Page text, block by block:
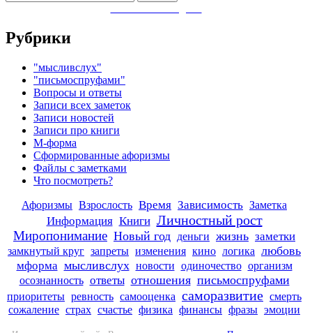
Рубрики
"мысливслух"
"письмоспруфами"
Вопросы и ответы
Записи всех заметок
Записи новостей
Записи про книги
М-форма
Сформированные афоризмы
Файлы с заметками
Что посмотреть?
Афоризмы Взрослость Время Зависимость Заметка
Информация Книги Личностный рост
Миропонимание Новый год деньги жизнь заметки
замкнутый круг запреты изменения кино логика любовь
мформа мысливслух новости одиночество организм
осознанность ответы отношения письмоспруфами
приоритеты ревность самооценка саморазвитие смерть
сожаление страх счастье физика финансы фразы эмоции